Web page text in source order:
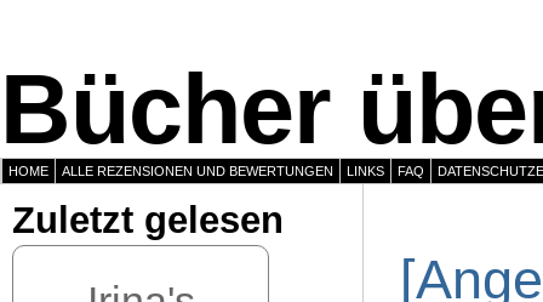
Bücher
HOME ALLE REZENSIONEN UND BEWERTUNGEN LINKS FAQ
Zuletzt gelesen